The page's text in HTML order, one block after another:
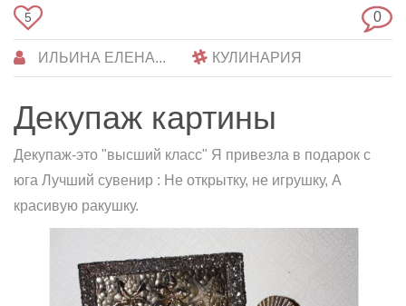
5 0
ИЛЬИНА ЕЛЕНА... КУЛИНАРИЯ
Декупаж картины
Декупаж-это "высший класс" Я привезла в подарок с
юга Лучший сувенир : Не открытку, не игрушку, А
красивую ракушку.